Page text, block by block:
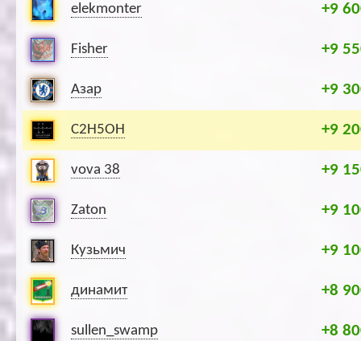
elekmonter +9
Fisher +9
Азар +9
C2H5OH +9
vova 38 +9
Zaton +9
Кузьмич +9
динамит +8
sullen_swamp +8